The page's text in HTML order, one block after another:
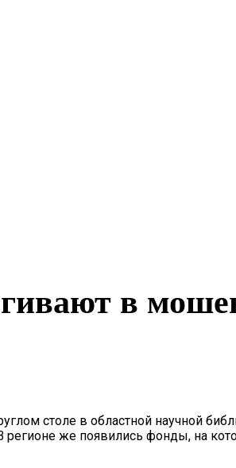
в
столе в областной научной
регионе же появились фонды, на